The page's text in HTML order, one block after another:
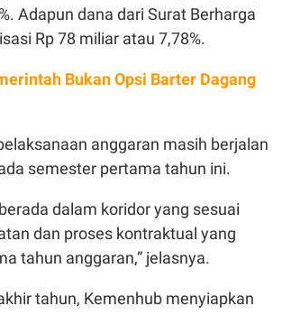
Adapun dana dari Surat Berharga
Rp 78 miliar atau 7,78%.
Bukan Opsi Barter Dagang
anggaran masih berjalan
semester pertama tahun ini.
dalam koridor yang sesuai
dan proses kontraktual yang
tahun anggaran,” jelasnya.
tahun, Kemenhub menyiapkan